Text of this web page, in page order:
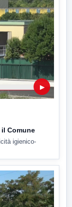
▶
il Comune
igienico-